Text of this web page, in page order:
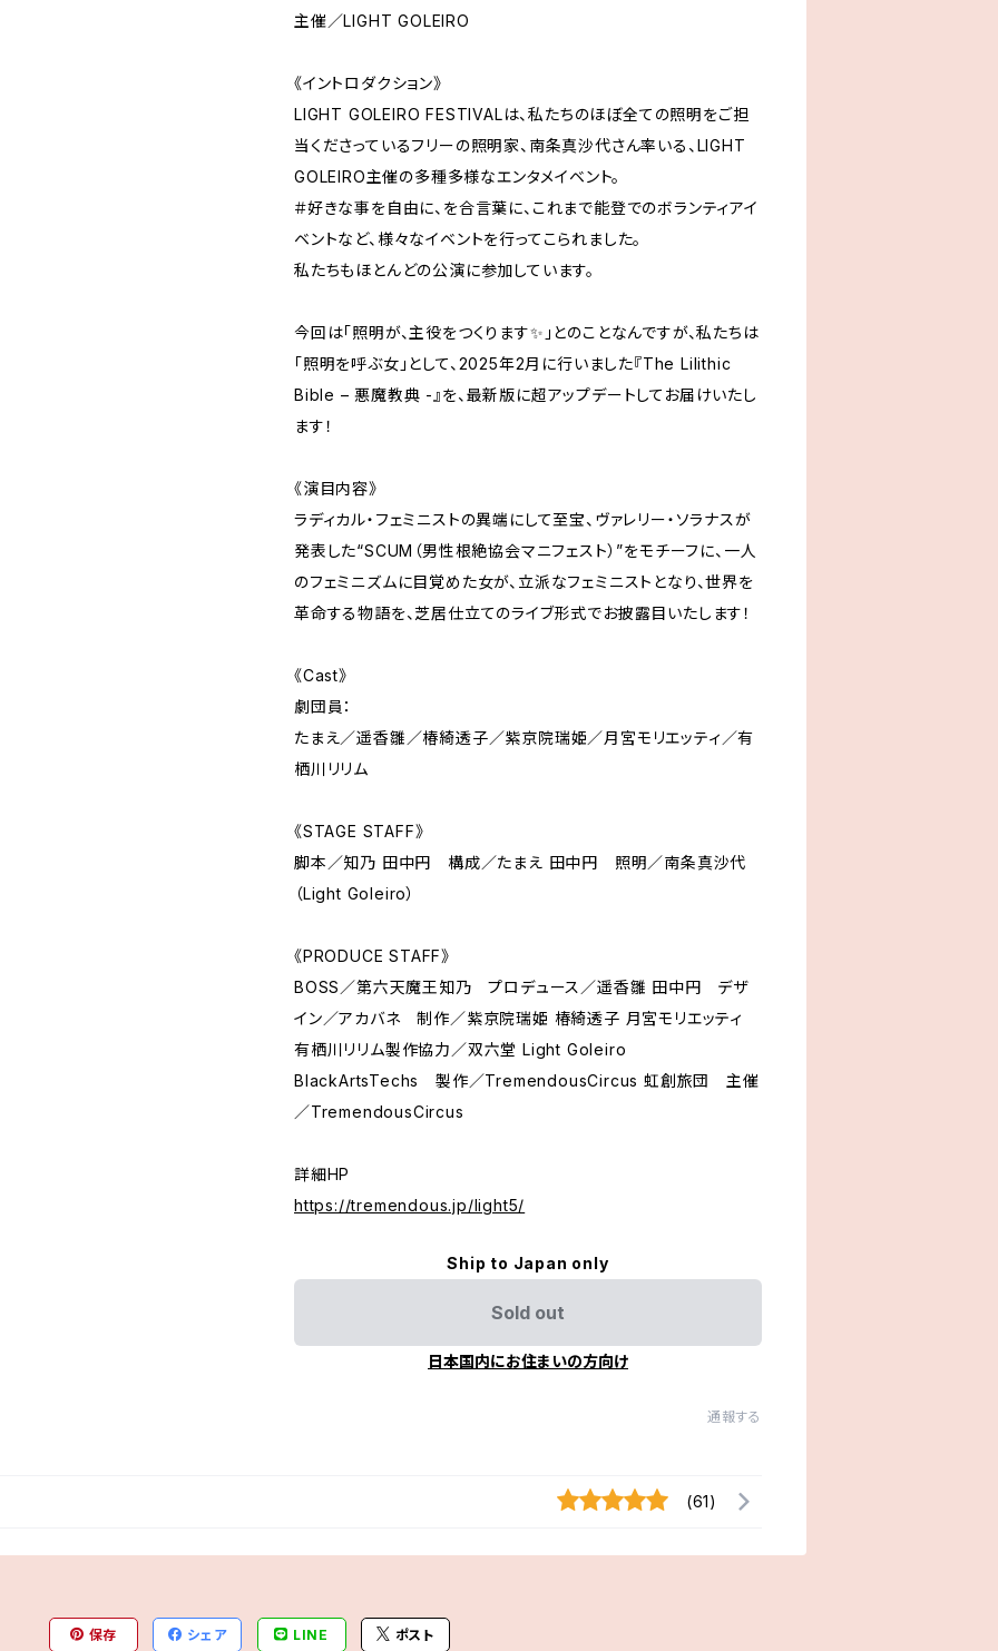
主催／LIGHT GOLEIRO
《イントロダクション》
LIGHT GOLEIRO FESTIVALは、私たちのほぼ全ての照明をご担
当くださっているフリーの照明家、南条真沙代さん率いる、LIGHT
GOLEIRO主催の多種多様なエンタメイベント。
＃好きな事を自由に、を合言葉に、これまで能登でのボランティアイ
ベントなど、様々なイベントを行ってこられました。
私たちもほとんどの公演に参加しています。
今回は「照明が、主役をつくります✨」とのことなんですが、私たちは
「照明を呼ぶ女」として、2025年2月に行いました『The Lilithic
Bible – 悪魔教典 -』を、最新版に超アップデートしてお届けいたし
ます！
《演目内容》
ラディカル・フェミニストの異端にして至宝、ヴァレリー・ソラナスが
発表した“SCUM（男性根絶協会マニフェスト）”をモチーフに、一人
のフェミニズムに目覚めた女が、立派なフェミニストとなり、世界を
革命する物語を、芝居仕立てのライブ形式でお披露目いたします！
《Cast》
劇団員：
たまえ／遥香雛／椿綺透子／紫京院瑞姫／月宮モリエッティ／有
栖川リリム
《STAGE STAFF》
脚本／知乃 田中円 構成／たまえ 田中円 照明／南条真沙代
（Light Goleiro）
《PRODUCE STAFF》
BOSS／第六天魔王知乃 プロデュース／遥香雛 田中円 デザ
イン／アカバネ 制作／紫京院瑞姫 椿綺透子 月宮モリエッティ
有栖川リリム製作協力／双六堂 Light Goleiro
BlackArtsTechs 製作／TremendousCircus 虹創旅団 主催
／TremendousCircus
詳細HP
https://tremendous.jp/light5/
Ship to Japan only
Sold out
日本国内にお住まいの方向け
通報する
(61)
保存 シェア LINE ポスト